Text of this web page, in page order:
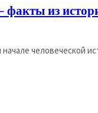
факты из
человеческой